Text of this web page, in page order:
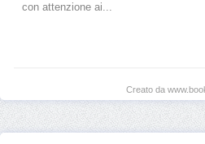
con attenzione ai...
Creato da